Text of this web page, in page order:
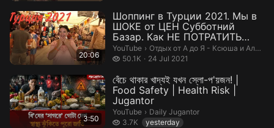
20:06
Шоппинг в Турции 2021. Мы в
ШОКЕ от ЦЕН Субботний
Базар. Как НЕ ПОТРАТИТЬ
здесь все д...
YouTube › Отдых от А до Я - Ксюша и
Отдых от А до Я - Ксюша и Александр
50.1K
50.1 thousand views
24 Jul 2021
3:50
বেঁচে থাকার খাদ্যই যখন স্লো-প'য়জন! |
Food Safety | Health Risk |
Jugantor
YouTube › Daily Jugantor.
Daily Jugantor
3.7K
3.7 thousand views
yesterday